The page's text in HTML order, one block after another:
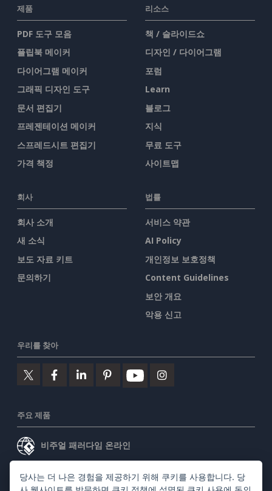
제품
PDF 도구 모음
플립북 메이커
다이어그램 메이커
그래픽 디자인 도구
문서 편집기
프레젠테이션 메이커
스프레드시트 편집기
가격 책정
리소스
책 / 슬라이드쇼
디자인 / 다이어그램
포럼
Learn
블로그
지식
무료 도구
사이트맵
회사
회사 소개
새 소식
보도 자료 키트
문의하기
법률
서비스 약관
AI Policy
개인정보 보호정책
Content Guidelines
보안 개요
악용 신고
우리를 찾아
주요 제품
비주얼 패러다임 온라인
비주얼 패러다임 데스크톱
당사는 더 나은 경험을 제공하기 위해 쿠키를 사용합니다. 당